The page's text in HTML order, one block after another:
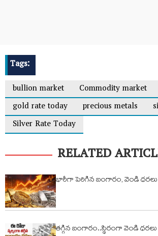
Tags:
bullion market
Commodity market
gold rate today
precious metals
Silver Rate Today
RELATED
భారీగా పెరిగిన బంగారం, వెండి ధరలు
తగ్గిన బంగారం..స్థిరంగా వెండి ధరలు